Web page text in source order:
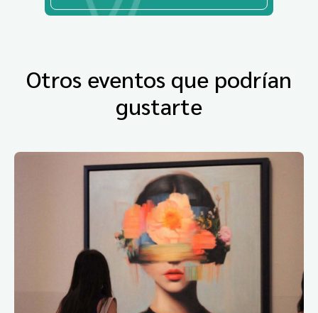
Otros eventos que podrían
gustarte